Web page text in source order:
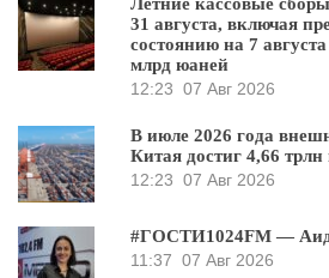
31 августа, включая
состоянию на 7
млрд юаней
12:23 07 Авг 2026
В июле 2026 года
Китая достиг 4,66
12:23 07 Авг 2026
#ГОСТИ1024FM —
11:37 07 Авг 2026